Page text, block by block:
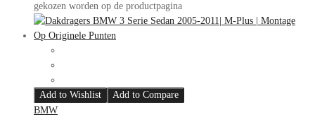
gekozen worden op de productpagina
Add to Wishlist
Add to Compare
BMW